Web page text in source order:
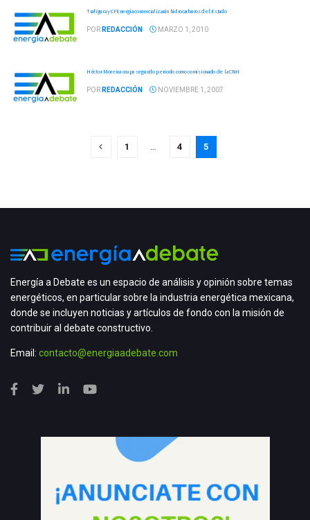
Trafigura y CFEnergía comercializarán hidrocarburos del Estado
POR REDACCIÓN MARZO 1, 2010
Héctor Moreira ocupa segundo periodo como comisionado de la CNH
POR REDACCIÓN NOVIEMBRE 1, 2007
1 … 4 5
Energía a Debate es un espacio de análisis y opinión sobre temas
energéticos, en particular sobre la industria energética mexicana,
donde se incluyen noticias y artículos de fondo con la misión de
contribuir al debate constructivo.
Email: contacto@energiaadebate.com